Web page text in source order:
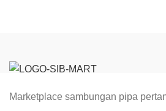
Marketplace sambungan pipa